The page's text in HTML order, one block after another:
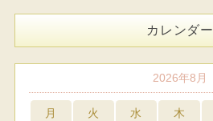
カレンダー
2026年8月
月 火 水 木